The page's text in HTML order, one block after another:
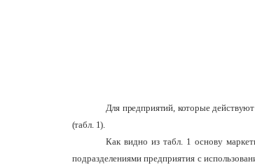
Для предприятий, которые
(табл. 1).
Как видно из табл. 1 основу
подразделениями предприятия с